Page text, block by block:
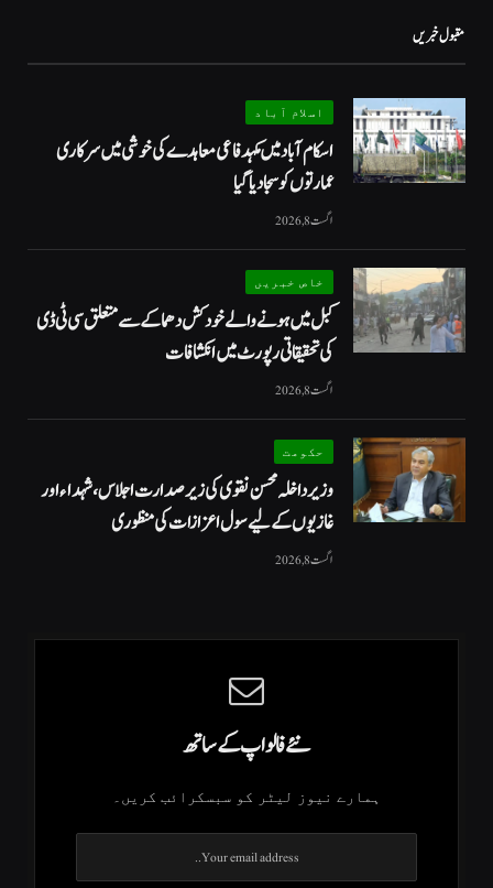
مقبول خبریں
اسلام آباد
اسکام آباد میں مکہدفاعی معاہدے کی خوشی میں سرکاری
عمارتوں کو سجا دیا گیا
اگست 8, 2026
خاص خبریں
کبل میں ہونے والے خودکش دھماکے سے متعلق سی ٹی ڈی
کی تحقیقاتی رپورٹ میں انکشافات
اگست 8, 2026
حکومت
وزیرداخلہ محسن نقوی کی زیر صدارت اجلاس، شہداء اور
غازیوں کے لیے سول اعزازات کی منظوری
اگست 8, 2026
نئے فالو اپ کے ساتھ
ہمارے نیوز لیٹر کو سبسکرائب کریں۔